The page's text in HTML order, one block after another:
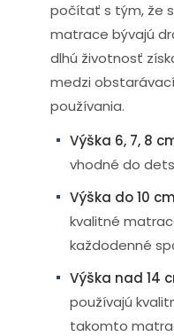
počítať s tým, že
matrace bývajú
dlhú životnosť
medzi
používania.
Výška 6, 7, 8
vhodné do
Výška do 10 cm
kvalitné
každodenné
Výška nad 14
používajú
takomto